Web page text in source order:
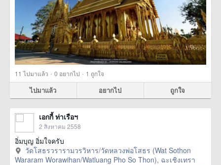
11 ไปมาแล้ว · 0 อยากไป · 1 ถูกใจ
ไปมาแล้ว อยากไป ถูกใจ
เอกกี้ ท่าเรือฯ
2 สิงหาคม 2558
อิ่มบุญ อิ่มใจครับ
วัดโสธรวรารามวรวิหาร/วัดหลวงพ่อโสธร (Wat Sothon
Wararam Worawihan/Watluang Pho So Thon), ฉะเชิงเทรา